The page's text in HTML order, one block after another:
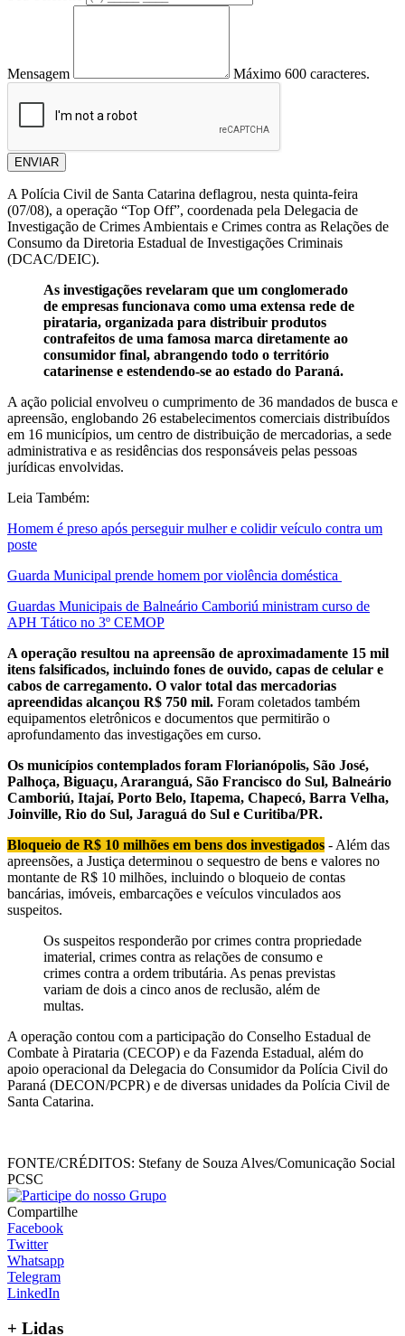
Mensagem Máximo 600 caracteres.
ENVIAR
A Polícia Civil de Santa Catarina deflagrou, nesta quinta-feira
(07/08), a operação “Top Off”, coordenada pela Delegacia de
Investigação de Crimes Ambientais e Crimes contra as Relações de
Consumo da Diretoria Estadual de Investigações Criminais
(DCAC/DEIC).
As investigações revelaram que um conglomerado
de empresas funcionava como uma extensa rede de
pirataria, organizada para distribuir produtos
contrafeitos de uma famosa marca diretamente ao
consumidor final, abrangendo todo o território
catarinense e estendendo-se ao estado do Paraná.
A ação policial envolveu o cumprimento de 36 mandados de busca e
apreensão, englobando 26 estabelecimentos comerciais distribuídos
em 16 municípios, um centro de distribuição de mercadorias, a sede
administrativa e as residências dos responsáveis pelas pessoas
jurídicas envolvidas.
Leia Também:
Homem é preso após perseguir mulher e colidir veículo contra um
poste
Guarda Municipal prende homem por violência doméstica
Guardas Municipais de Balneário Camboriú ministram curso de
APH Tático no 3º CEMOP
A operação resultou na apreensão de aproximadamente 15 mil
itens falsificados, incluindo fones de ouvido, capas de celular e
cabos de carregamento. O valor total das mercadorias
apreendidas alcançou R$ 750 mil. Foram coletados também
equipamentos eletrônicos e documentos que permitirão o
aprofundamento das investigações em curso.
Os municípios contemplados foram Florianópolis, São José,
Palhoça, Biguaçu, Araranguá, São Francisco do Sul, Balneário
Camboriú, Itajaí, Porto Belo, Itapema, Chapecó, Barra Velha,
Joinville, Rio do Sul, Jaraguá do Sul e Curitiba/PR.
Bloqueio de R$ 10 milhões em bens dos investigados - Além das
apreensões, a Justiça determinou o sequestro de bens e valores no
montante de R$ 10 milhões, incluindo o bloqueio de contas
bancárias, imóveis, embarcações e veículos vinculados aos
suspeitos.
Os suspeitos responderão por crimes contra propriedade
imaterial, crimes contra as relações de consumo e
crimes contra a ordem tributária. As penas previstas
variam de dois a cinco anos de reclusão, além de
multas.
A operação contou com a participação do Conselho Estadual de
Combate à Pirataria (CECOP) e da Fazenda Estadual, além do
apoio operacional da Delegacia do Consumidor da Polícia Civil do
Paraná (DECON/PCPR) e de diversas unidades da Polícia Civil de
Santa Catarina.
FONTE/CRÉDITOS: Stefany de Souza Alves/Comunicação Social
PCSC
Compartilhe
Facebook
Twitter
Whatsapp
Telegram
LinkedIn
+ Lidas